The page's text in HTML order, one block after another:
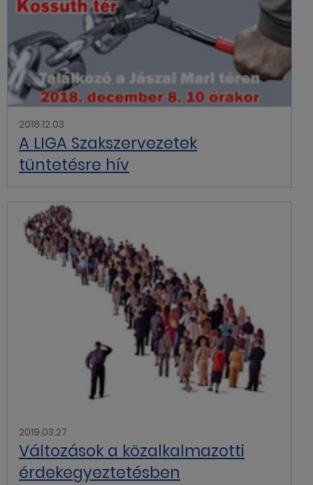
2018.12.03
A LIGA Szakszervezetek
tüntetésre hív
2019.03.27
Változások a közalkalmazotti
érdekegyeztetésben